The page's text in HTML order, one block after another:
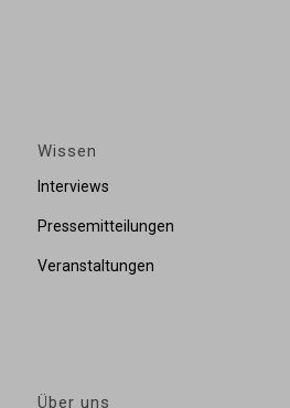
Wissen
Interviews
Pressemitteilungen
Veranstaltungen
Über uns